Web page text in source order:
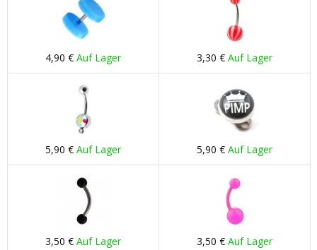
4,90 € Auf Lager 3,30 € Auf Lager
5,90 € Auf Lager 5,90 € Auf Lager
3,50 € Auf Lager 3,50 € Auf Lager